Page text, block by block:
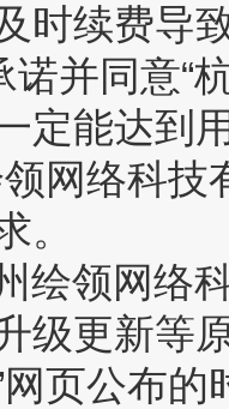
时续费导
诺并同意“
定能达到
网络科技
。
绘领网络
级更新等
网页公布